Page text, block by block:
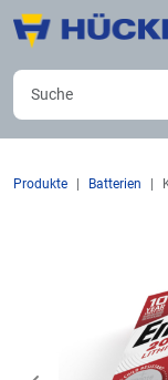
Produkte Batterien